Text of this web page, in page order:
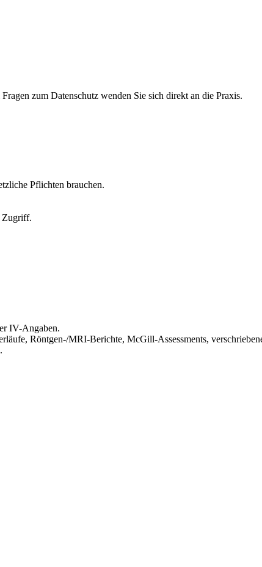
zum Datenschutz wenden Sie sich direkt an die Praxis.
Pflichten brauchen.
Zugriff.
IV-Angaben.
Röntgen-/MRI-Berichte, McGill-Assessments,